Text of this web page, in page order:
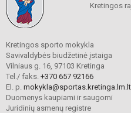
Kretingos
Kretingos sporto mokykla
Savivaldybės biudžetinė įstaiga
Vilniaus g. 16, 97103 Kretinga
Tel./ faks. +370 657 92166
El. p. mokykla@sportas.kretinga.lm.lt
Duomenys kaupiami ir saugomi
Juridinių asmenų registre